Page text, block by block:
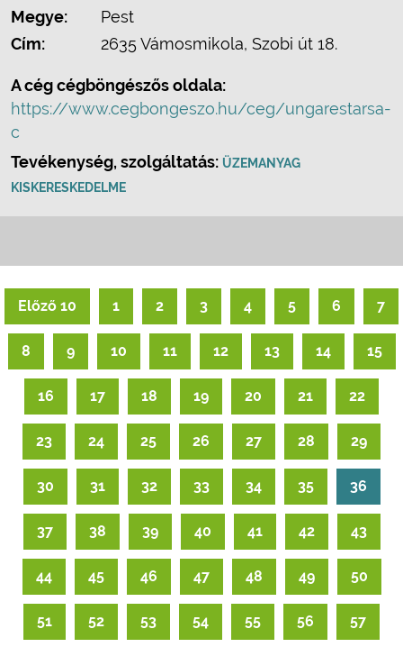
Megye:
Pest
Cím:
2635 Vámosmikola, Szobi út 18.
A cég cégböngészős oldala:
https://www.cegbongeszo.hu/ceg/ungarestarsa-
c
Tevékenység, szolgáltatás: ÜZEMANYAG
KISKERESKEDELME
Előző 10 1 2 3 4 5 6 7
8 9 10 11 12 13 14 15
16 17 18 19 20 21 22
23 24 25 26 27 28 29
30 31 32 33 34 35 36
37 38 39 40 41 42 43
44 45 46 47 48 49 50
51 52 53 54 55 56 57